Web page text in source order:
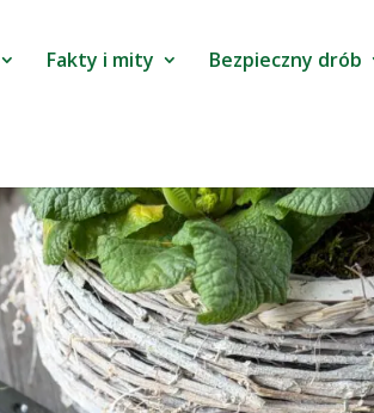
Fakty i mity Bezpieczny drób